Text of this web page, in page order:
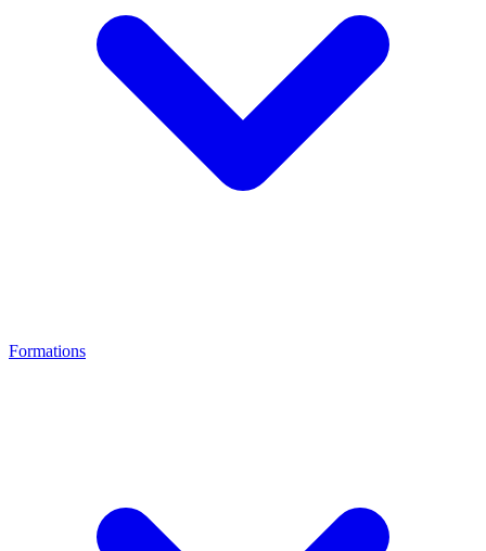
Formations